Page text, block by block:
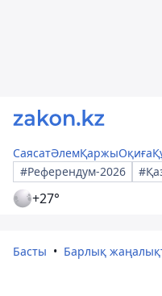
СаясатӘлемҚаржыОқиға
#Референдум-2026
+27°
Басты Барлық